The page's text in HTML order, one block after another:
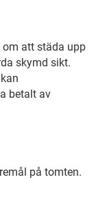
om att städa upp
skymd sikt.
betalt av
på tomten.